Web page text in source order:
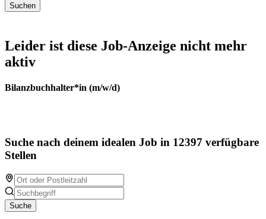
Leider ist diese Job-Anzeige nicht mehr
aktiv
Bilanzbuchhalter*in (m/w/d)
Suche nach deinem idealen Job in 12397 verfügbare
Stellen
Suche